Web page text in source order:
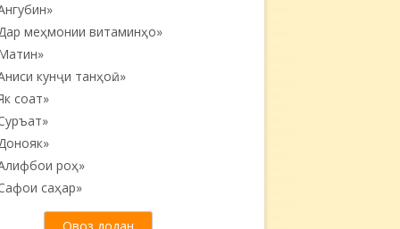
меҳмонии витаминҳо»
кунҷи танҳоӣ...»
соат»
роҳ»
саҳар»